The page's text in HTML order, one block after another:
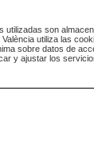
son
utiliza las
sobre datos de
y ajustar los